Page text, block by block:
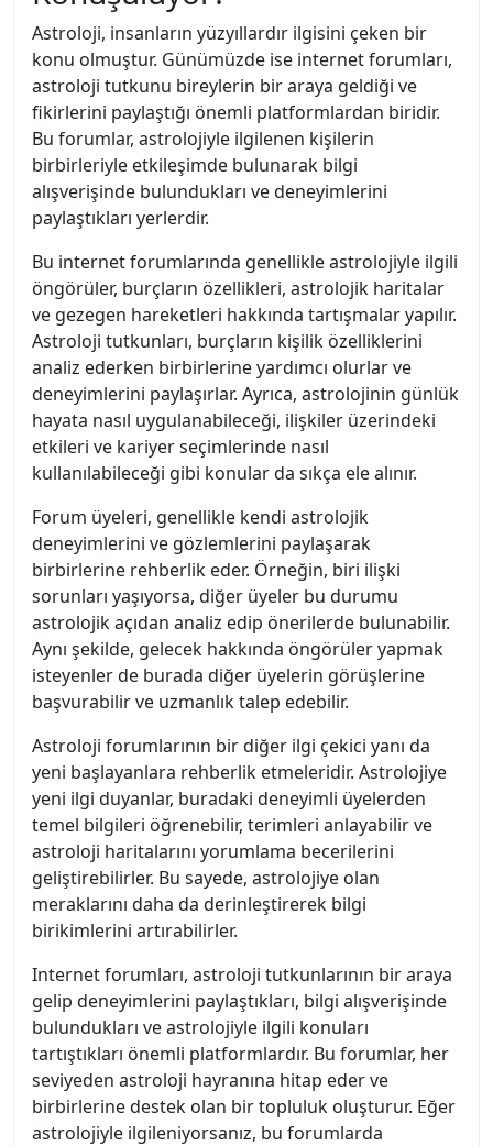
Astroloji, insanların yüzyıllardır ilgisini çeken bir
konu olmuştur. Günümüzde ise internet forumları,
astroloji tutkunu bireylerin bir araya geldiği ve
fikirlerini paylaştığı önemli platformlardan biridir.
Bu forumlar, astrolojiyle ilgilenen kişilerin
birbirleriyle etkileşimde bulunarak bilgi
alışverişinde bulundukları ve deneyimlerini
paylaştıkları yerlerdir.
Bu internet forumlarında genellikle astrolojiyle ilgili
öngörüler, burçların özellikleri, astrolojik haritalar
ve gezegen hareketleri hakkında tartışmalar yapılır.
Astroloji tutkunları, burçların kişilik özelliklerini
analiz ederken birbirlerine yardımcı olurlar ve
deneyimlerini paylaşırlar. Ayrıca, astrolojinin günlük
hayata nasıl uygulanabileceği, ilişkiler üzerindeki
etkileri ve kariyer seçimlerinde nasıl
kullanılabileceği gibi konular da sıkça ele alınır.
Forum üyeleri, genellikle kendi astrolojik
deneyimlerini ve gözlemlerini paylaşarak
birbirlerine rehberlik eder. Örneğin, biri ilişki
sorunları yaşıyorsa, diğer üyeler bu durumu
astrolojik açıdan analiz edip önerilerde bulunabilir.
Aynı şekilde, gelecek hakkında öngörüler yapmak
isteyenler de burada diğer üyelerin görüşlerine
başvurabilir ve uzmanlık talep edebilir.
Astroloji forumlarının bir diğer ilgi çekici yanı da
yeni başlayanlara rehberlik etmeleridir. Astrolojiye
yeni ilgi duyanlar, buradaki deneyimli üyelerden
temel bilgileri öğrenebilir, terimleri anlayabilir ve
astroloji haritalarını yorumlama becerilerini
geliştirebilirler. Bu sayede, astrolojiye olan
meraklarını daha da derinleştirerek bilgi
birikimlerini artırabilirler.
Internet forumları, astroloji tutkunlarının bir araya
gelip deneyimlerini paylaştıkları, bilgi alışverişinde
bulundukları ve astrolojiyle ilgili konuları
tartıştıkları önemli platformlardır. Bu forumlar, her
seviyeden astroloji hayranına hitap eder ve
birbirlerine destek olan bir topluluk oluşturur. Eğer
astrolojiyle ilgileniyorsanız, bu forumlarda